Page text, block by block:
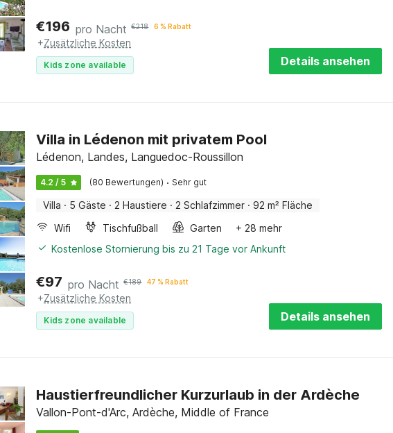
€196 pro Nacht €218 6 % Rabatt
+Zusätzliche Kosten
Kids zone available Details ansehen
Villa in Lédenon mit privatem Pool
Lédenon, Landes, Languedoc-Roussillon
4.2 / 5 (80 Bewertungen) · Sehr gut
Villa · 5 Gäste · 2 Haustiere · 2 Schlafzimmer · 92 m² Fläche
Wifi
Tischfußball Garten
+ 28 mehr
Kostenlose Stornierung bis zu 21 Tage vor Ankunft
€97 pro Nacht €189 47 % Rabatt
+Zusätzliche Kosten
Kids zone available Details ansehen
Haustierfreundlicher Kurzurlaub in der Ardèche
Vallon-Pont-d'Arc, Ardèche, Middle of France